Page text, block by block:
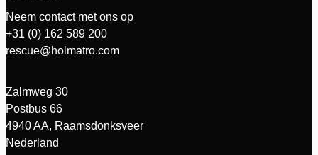
Neem contact met ons op
+31 (0) 162 589 200
rescue@holmatro.com
Zalmweg 30
Postbus 66
4940 AA, Raamsdonksveer
Nederland